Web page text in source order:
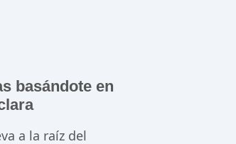
basándote en
a la raíz del